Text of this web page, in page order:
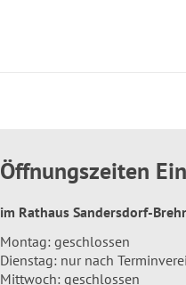
Öffnungszeiten
im Rathaus Sandersdorf-
Montag: geschlossen
Dienstag: nur nach
Mittwoch: geschlossen